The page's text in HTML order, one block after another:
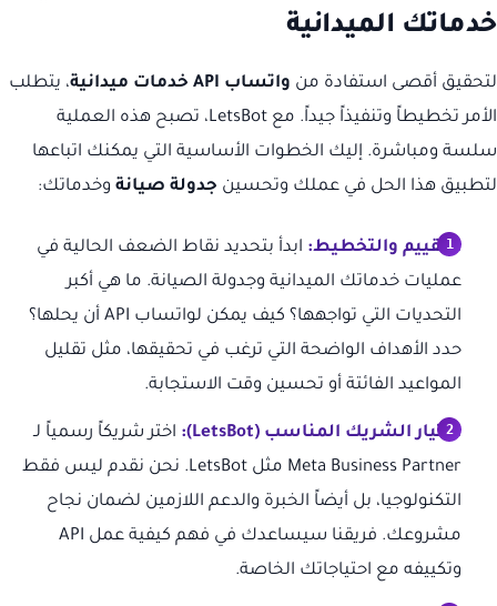
خدماتك الميدانية
لتحقيق أقصى استفادة من واتساب API خدمات ميدانية
، يتطلب
الأمر تخطيطاً وتنفيذاً جيداً. مع LetsBot، تصبح هذه العملية
سلسة ومباشرة. إليك الخطوات الأساسية التي يمكنك اتباعها
لتطبيق هذا الحل في عملك وتحسين جدولة صيانة وخدماتك:
التقييم والتخطيط: ابدأ بتحديد نقاط الضعف الحالية في
عمليات خدماتك الميدانية وجدولة الصيانة. ما هي أكبر
التحديات التي تواجهها؟ كيف يمكن لواتساب API أن يحلها؟
حدد الأهداف الواضحة التي ترغب في تحقيقها، مثل تقليل
المواعيد الفائتة أو تحسين وقت الاستجابة.
اختيار الشريك المناسب (LetsBot):
اختر شريكاً رسمياً لـ
Meta Business Partner مثل LetsBot. نحن نقدم ليس فقط
التكنولوجيا، بل أيضاً الخبرة والدعم اللازمين لضمان نجاح
مشروعك. فريقنا سيساعدك في فهم كيفية عمل API
وتكييفه مع احتياجاتك الخاصة.